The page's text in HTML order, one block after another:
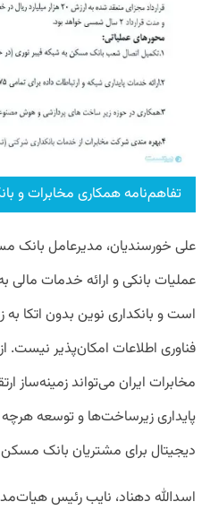
تفاهم‌نامه همکاری مخابرات و
علی خورسندیان، مدیرعامل بانک
عملیات بانکی و ارائه خدمات مالی
است و بانکداری نوین بدون اتکا
فناوری اطلاعات امکان‌پذیر نیست.
مخابرات ایران می‌تواند زمینه‌ساز
پایداری زیرساخت‌ها و توسعه
دیجیتال برای مشتریان بانک
اسدالله دهناد، نایب رئیس